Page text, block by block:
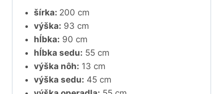
šírka: 200 cm
výška: 93 cm
hĺbka: 90 cm
hĺbka sedu: 55 cm
výška nôh: 13 cm
výška sedu: 45 cm